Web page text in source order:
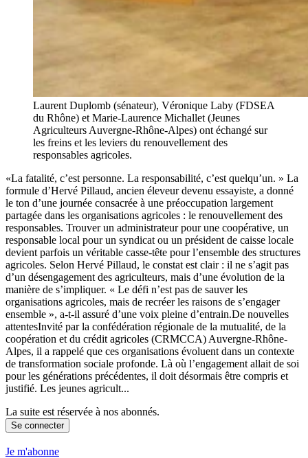
Laurent Duplomb (sénateur), Véronique Laby (FDSEA
du Rhône) et Marie-Laurence Michallet (Jeunes
Agriculteurs Auvergne-Rhône-Alpes) ont échangé sur
les freins et les leviers du renouvellement des
responsables agricoles.
«La fatalité, c’est personne. La responsabilité, c’est quelqu’un. » La
formule d’Hervé Pillaud, ancien éleveur devenu essayiste, a donné
le ton d’une journée consacrée à une préoccupation largement
partagée dans les organisations agricoles : le renouvellement des
responsables. Trouver un administrateur pour une coopérative, un
responsable local pour un syndicat ou un président de caisse locale
devient parfois un véritable casse-tête pour l’ensemble des structures
agricoles. Selon Hervé Pillaud, le constat est clair : il ne s’agit pas
d’un désengagement des agriculteurs, mais d’une évolution de la
manière de s’impliquer. « Le défi n’est pas de sauver les
organisations agricoles, mais de recréer les raisons de s’engager
ensemble », a-t-il assuré d’une voix pleine d’entrain.De nouvelles
attentesInvité par la confédération régionale de la mutualité, de la
coopération et du crédit agricoles (CRMCCA) Auvergne-Rhône-
Alpes, il a rappelé que ces organisations évoluent dans un contexte
de transformation sociale profonde. Là où l’engagement allait de soi
pour les générations précédentes, il doit désormais être compris et
justifié. Les jeunes agricult...
La suite est réservée à nos abonnés.
Se connecter
Je m'abonne